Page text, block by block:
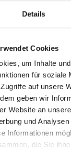
Details
Cookies
um Inhalte
für soziale
auf unsere
geben wir
Website an
und
Informationen
die Sie
Spiele freuen
und
Team. In diesem
und 5. Juli 2024.